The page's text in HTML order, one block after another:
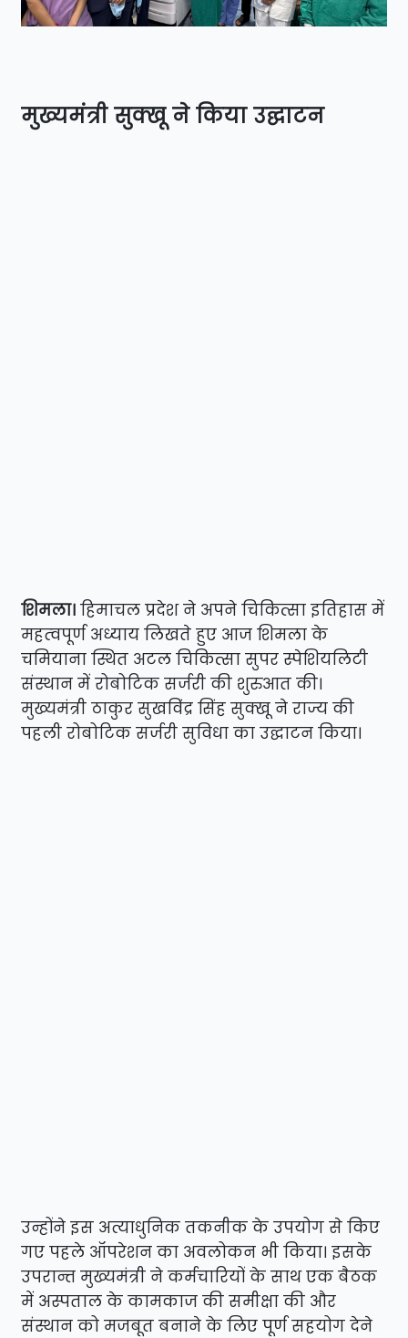
मुख्यमंत्री सुक्खू ने किया उद्घाटन
शिमला। हिमाचल प्रदेश ने अपने चिकित्सा इतिहास में
महत्वपूर्ण अध्याय लिखते हुए आज शिमला के
चमियाना स्थित अटल चिकित्सा सुपर स्पेशियलिटी
संस्थान में रोबोटिक सर्जरी की शुरुआत की।
मुख्यमंत्री ठाकुर सुखविंद्र सिंह सुक्खू ने राज्य की
पहली रोबोटिक सर्जरी सुविधा का उद्घाटन किया।
उन्होंने इस अत्याधुनिक तकनीक के उपयोग से किए
गए पहले ऑपरेशन का अवलोकन भी किया। इसके
उपरान्त मुख्यमंत्री ने कर्मचारियों के साथ एक बैठक
में अस्पताल के कामकाज की समीक्षा की और
संस्थान को मजबूत बनाने के लिए पूर्ण सहयोग देने